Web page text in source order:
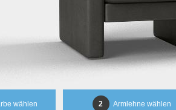
wählen 2 Armlehne wählen